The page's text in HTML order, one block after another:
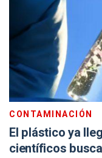
CONTAMINACIÓN
El plástico ya
científicos